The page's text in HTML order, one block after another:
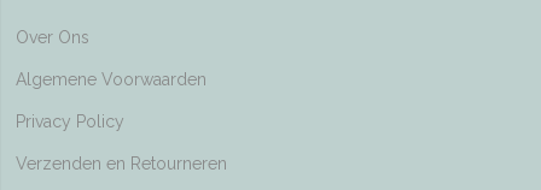
Over Ons
Algemene Voorwaarden
Privacy Policy
Verzenden en Retourneren